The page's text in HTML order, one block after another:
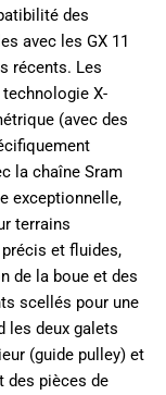
des
avec les GX 11
récents. Les
X-
(avec des
la chaîne Sram
exceptionnelle,
terrains
et fluides,
de la boue et des
scellés pour une
les deux galets
(guide pulley) et
des pièces de